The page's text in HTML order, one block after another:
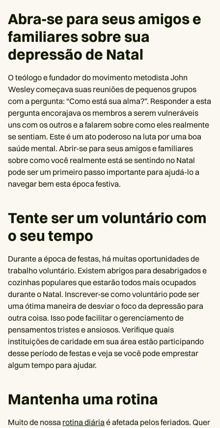
Abra-se para seus amigos e
familiares sobre sua
depressão de Natal
O teólogo e fundador do movimento metodista John
Wesley começava suas reuniões de pequenos grupos
com a pergunta: “Como está sua alma?”. Responder a esta
pergunta encorajava os membros a serem vulneráveis ​​
uns com os outros e a falarem sobre como eles realmente
se sentiam. Este é um ato poderoso na luta por uma boa
saúde mental. Abrir-se para seus amigos e familiares
sobre como você realmente está se sentindo no Natal
pode ser um primeiro passo importante para ajudá-lo a
navegar bem esta época festiva.
Tente ser um voluntário com
o seu tempo
Durante a época de festas, há muitas oportunidades de
trabalho voluntário. Existem abrigos para desabrigados e
cozinhas populares que estarão todos mais ocupados
durante o Natal. Inscrever-se como voluntário pode ser
uma ótima maneira de desviar o foco da depressão para
outra coisa. Isso pode facilitar o gerenciamento de
pensamentos tristes e ansiosos. Verifique quais
instituições de caridade em sua área estão participando
desse período de festas e veja se você pode emprestar
algum tempo para ajudar.
Mantenha uma rotina
Muito de nossa rotina diária é afetada pelos feriados. Quer